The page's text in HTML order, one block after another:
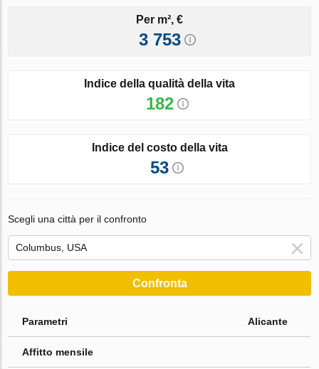
Per m², €
3 753
Indice della qualità della vita
182
Indice del costo della vita
53
Scegli una città per il confronto
Confronta
Parametri Alicante
Affitto mensile